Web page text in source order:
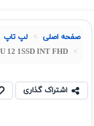
صفحه اصلی لپ تاپ
12 1SSD INT FHD
اشتراک گذاری